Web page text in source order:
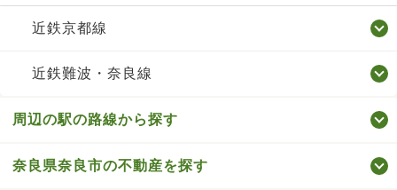
近鉄京都線
近鉄難波・奈良線
周辺の駅の路線から探す
奈良県奈良市の不動産を探す